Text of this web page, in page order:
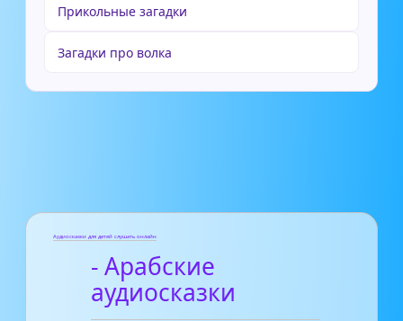
Прикольные загадки
Загадки про волка
Аудиосказки для детей слушать онлайн
- Арабские
аудиосказки